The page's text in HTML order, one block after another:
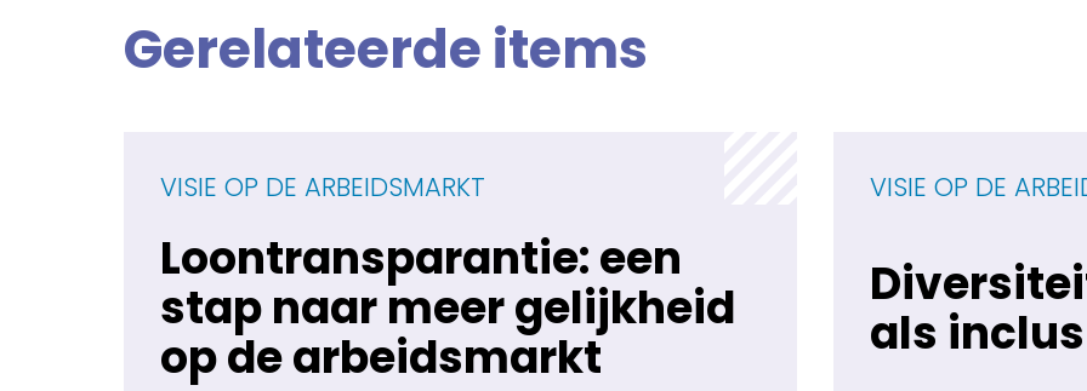
Gerelateerde items
VISIE OP DE ARBEIDSMARKT
Loontransparantie: een
stap naar meer gelijkheid
op de arbeidsmarkt
VISIE OP DE
als